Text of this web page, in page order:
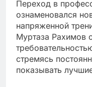
Переход в
ознаменовался
напряженной
Муртаза Рахимов
стремясь
показывать